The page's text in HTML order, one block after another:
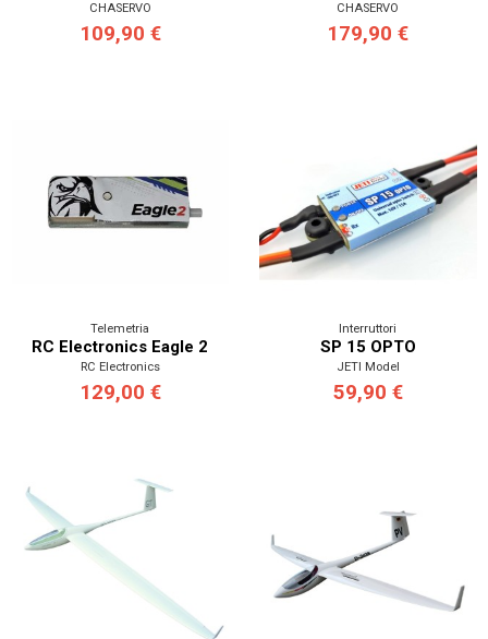
CHASERVO
109,90 €
CHASERVO
179,90 €
Telemetria
RC Electronics Eagle 2
RC Electronics
129,00 €
Interruttori
SP 15 OPTO
JETI Model
59,90 €